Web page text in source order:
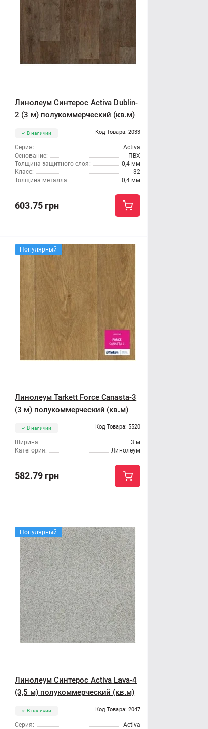
Линолеум Синтерос Activa Dublin-
2 (3 м) полукоммерческий (кв.м)
В наличии Код Товара: 2033
Серия:
Activa
Основание:
ПВХ
Толщина защитного слоя:
0,4 мм
Класс:
32
Толщина металла:
0,4 мм
603.75 грн
Популярный
Линолеум Tarkett Force Canasta-3
(3 м) полукоммерческий (кв.м)
В наличии Код Товара: 5520
Ширина:
3 м
Категория:
Линолеум
582.79 грн
Популярный
Линолеум Синтерос Activa Lava-4
(3,5 м) полукоммерческий (кв.м)
В наличии Код Товара: 2047
Серия: Activa